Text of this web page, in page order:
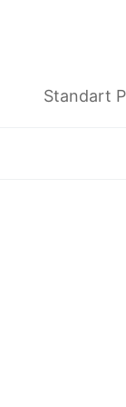
Standart